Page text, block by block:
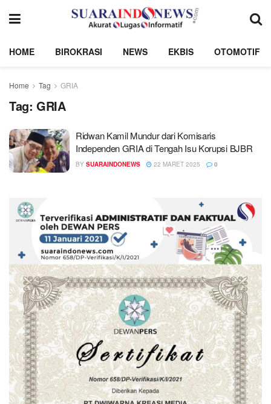
HOME BIROKRASI NEWS EKBIS OTOMOTIF
Home Tag GRIA
Tag: GRIA
Ridwan Kamil Mundur dari Komisaris
Independen GRIA di Tengah Isu Korupsi BJBR
BY SUARAINDONEWS 22 MARET 2025 0